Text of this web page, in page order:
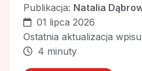
Publikacja: Natalia
01 lipca 2026
Ostatnia aktualizacja
4 minuty